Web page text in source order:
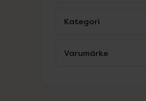
Kategori
Varumärke